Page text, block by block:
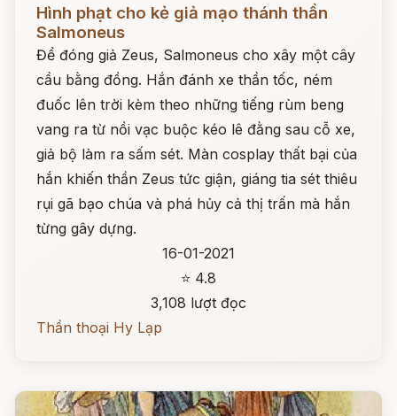
Hình phạt cho kẻ giả mạo thánh thần
Salmoneus
Để đóng giả Zeus, Salmoneus cho xây một cây
cầu bằng đồng. Hắn đánh xe thần tốc, ném
đuốc lên trời kèm theo những tiếng rùm beng
vang ra từ nồi vạc buộc kéo lê đằng sau cỗ xe,
giả bộ làm ra sấm sét. Màn cosplay thất bại của
hắn khiến thần Zeus tức giận, giáng tia sét thiêu
rụi gã bạo chúa và phá hủy cả thị trấn mà hắn
từng gây dựng.
16-01-2021
⭐ 4.8
3,108 lượt đọc
Thần thoại Hy Lạp